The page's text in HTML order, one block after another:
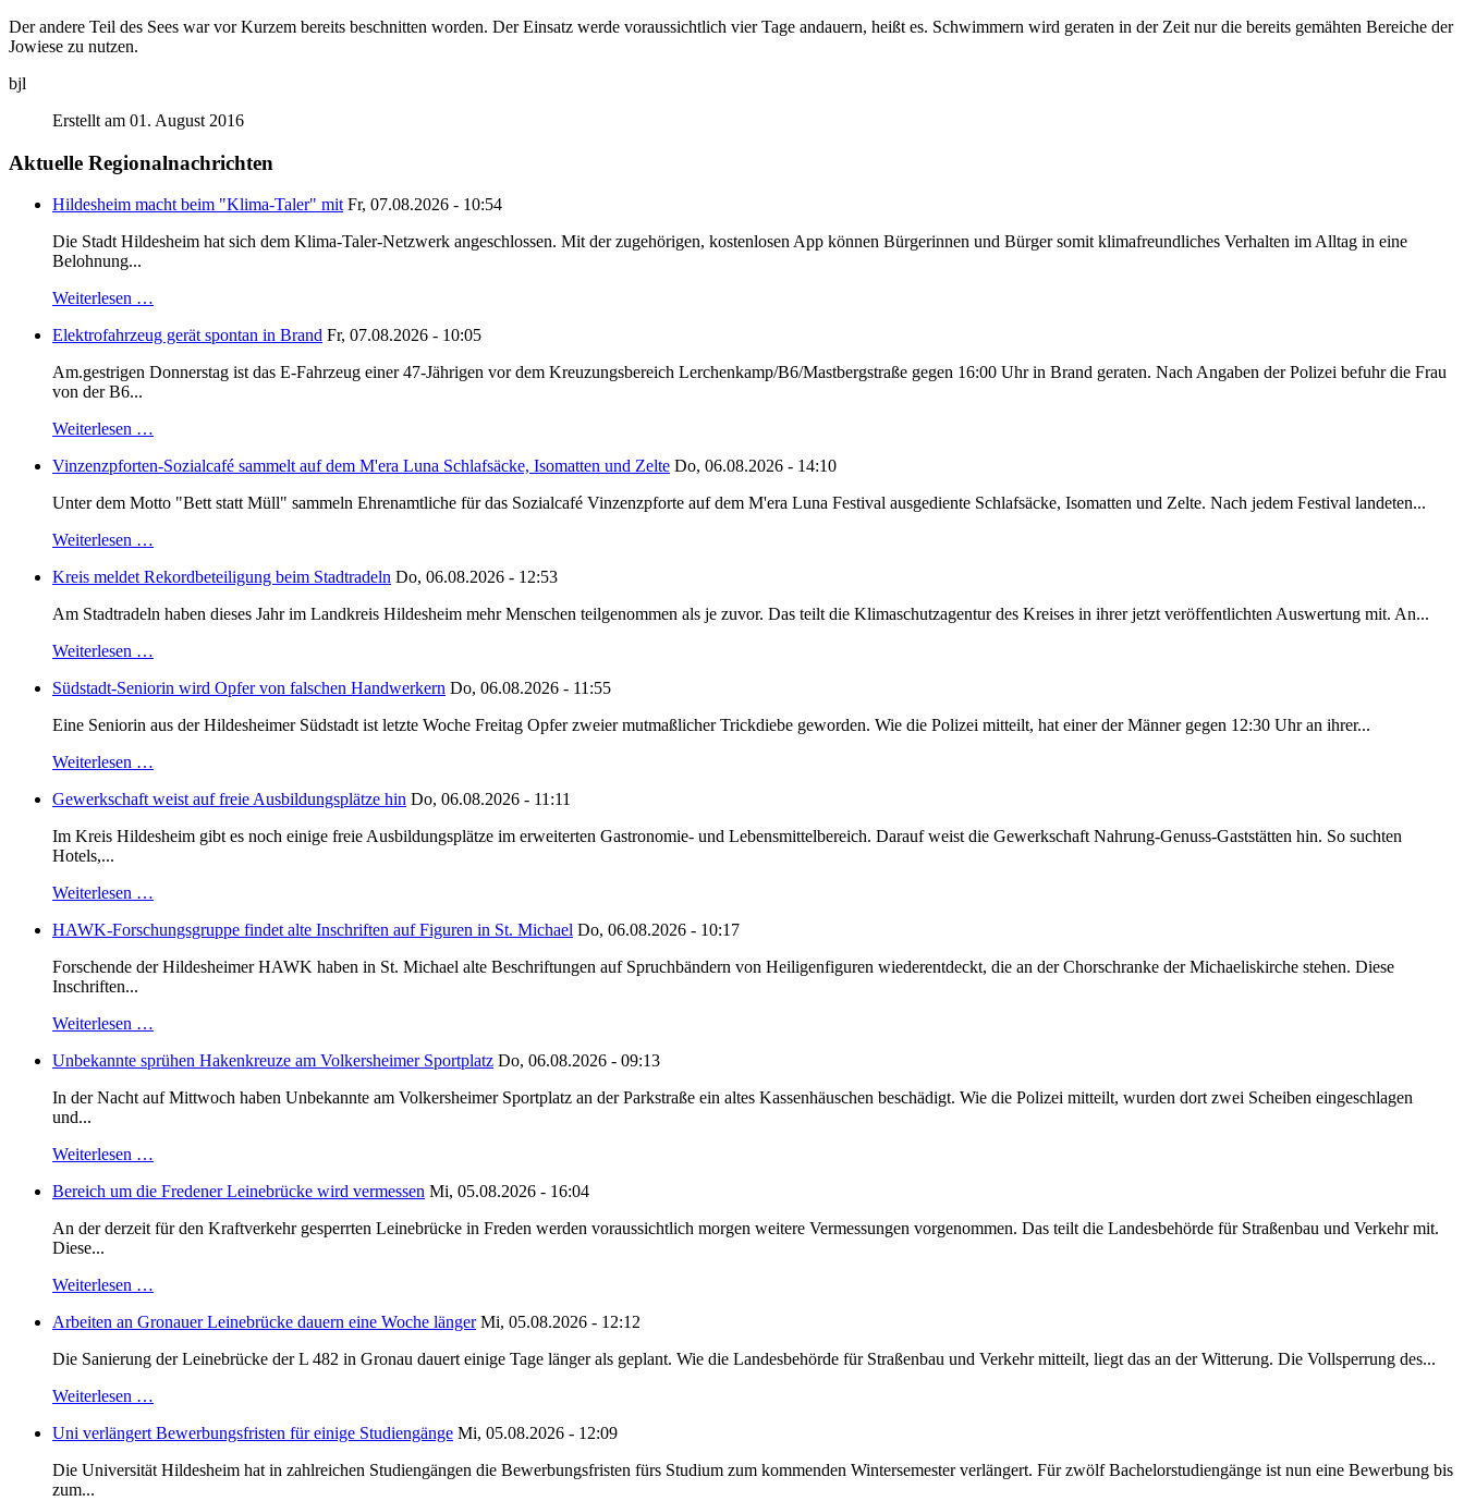
Der andere Teil des Sees war vor Kurzem bereits beschnitten worden. Der Einsatz werde voraussichtlich vier Tage andauern, heißt es. Schwimmern wird geraten in der Zeit nur die bereits gemähten Bereiche der
Jowiese zu nutzen.
bjl
Erstellt am 01. August 2016
Aktuelle Regionalnachrichten
Hildesheim macht beim "Klima-Taler" mit Fr, 07.08.2026 - 10:54
Die Stadt Hildesheim hat sich dem Klima-Taler-Netzwerk angeschlossen. Mit der zugehörigen, kostenlosen App können Bürgerinnen und Bürger somit klimafreundliches Verhalten im Alltag in eine
Belohnung...
Weiterlesen …
Elektrofahrzeug gerät spontan in Brand Fr, 07.08.2026 - 10:05
Am.gestrigen Donnerstag ist das E-Fahrzeug einer 47-Jährigen vor dem Kreuzungsbereich Lerchenkamp/B6/Mastbergstraße gegen 16:00 Uhr in Brand geraten. Nach Angaben der Polizei befuhr die Frau
von der B6...
Weiterlesen …
Vinzenzpforten-Sozialcafé sammelt auf dem M'era Luna Schlafsäcke, Isomatten und Zelte Do, 06.08.2026 - 14:10
Unter dem Motto "Bett statt Müll" sammeln Ehrenamtliche für das Sozialcafé Vinzenzpforte auf dem M'era Luna Festival ausgediente Schlafsäcke, Isomatten und Zelte. Nach jedem Festival landeten...
Weiterlesen …
Kreis meldet Rekordbeteiligung beim Stadtradeln Do, 06.08.2026 - 12:53
Am Stadtradeln haben dieses Jahr im Landkreis Hildesheim mehr Menschen teilgenommen als je zuvor. Das teilt die Klimaschutzagentur des Kreises in ihrer jetzt veröffentlichten Auswertung mit. An...
Weiterlesen …
Südstadt-Seniorin wird Opfer von falschen Handwerkern Do, 06.08.2026 - 11:55
Eine Seniorin aus der Hildesheimer Südstadt ist letzte Woche Freitag Opfer zweier mutmaßlicher Trickdiebe geworden. Wie die Polizei mitteilt, hat einer der Männer gegen 12:30 Uhr an ihrer...
Weiterlesen …
Gewerkschaft weist auf freie Ausbildungsplätze hin Do, 06.08.2026 - 11:11
Im Kreis Hildesheim gibt es noch einige freie Ausbildungsplätze im erweiterten Gastronomie- und Lebensmittelbereich. Darauf weist die Gewerkschaft Nahrung-Genuss-Gaststätten hin. So suchten
Hotels,...
Weiterlesen …
HAWK-Forschungsgruppe findet alte Inschriften auf Figuren in St. Michael Do, 06.08.2026 - 10:17
Forschende der Hildesheimer HAWK haben in St. Michael alte Beschriftungen auf Spruchbändern von Heiligenfiguren wiederentdeckt, die an der Chorschranke der Michaeliskirche stehen. Diese
Inschriften...
Weiterlesen …
Unbekannte sprühen Hakenkreuze am Volkersheimer Sportplatz Do, 06.08.2026 - 09:13
In der Nacht auf Mittwoch haben Unbekannte am Volkersheimer Sportplatz an der Parkstraße ein altes Kassenhäuschen beschädigt. Wie die Polizei mitteilt, wurden dort zwei Scheiben eingeschlagen
und...
Weiterlesen …
Bereich um die Fredener Leinebrücke wird vermessen Mi, 05.08.2026 - 16:04
An der derzeit für den Kraftverkehr gesperrten Leinebrücke in Freden werden voraussichtlich morgen weitere Vermessungen vorgenommen. Das teilt die Landesbehörde für Straßenbau und Verkehr mit.
Diese...
Weiterlesen …
Arbeiten an Gronauer Leinebrücke dauern eine Woche länger Mi, 05.08.2026 - 12:12
Die Sanierung der Leinebrücke der L 482 in Gronau dauert einige Tage länger als geplant. Wie die Landesbehörde für Straßenbau und Verkehr mitteilt, liegt das an der Witterung. Die Vollsperrung des...
Weiterlesen …
Uni verlängert Bewerbungsfristen für einige Studiengänge Mi, 05.08.2026 - 12:09
Die Universität Hildesheim hat in zahlreichen Studiengängen die Bewerbungsfristen fürs Studium zum kommenden Wintersemester verlängert. Für zwölf Bachelorstudiengänge ist nun eine Bewerbung bis
zum...